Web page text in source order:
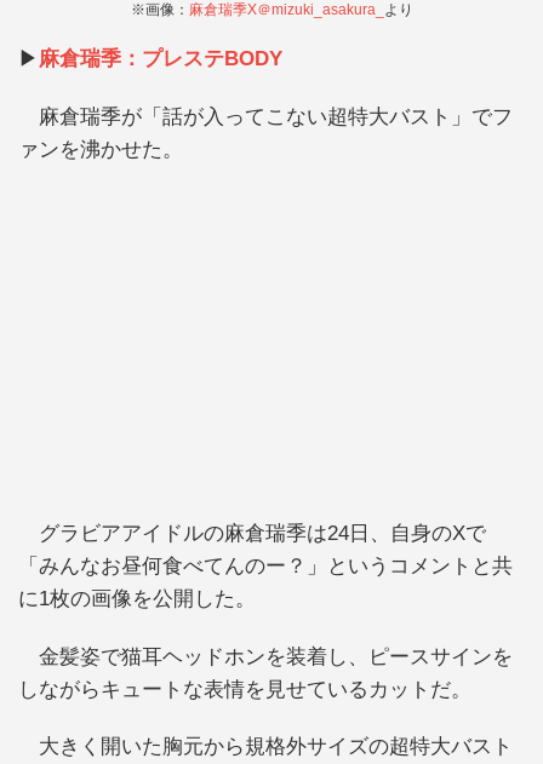
※画像： 麻倉瑞季X＠mizuki_asakura_ より
▶︎ 麻倉瑞季：プレステBODY
麻倉瑞季が「話が入ってこない超特大バスト」でフ
ァンを沸かせた。
グラビアアイドルの麻倉瑞季は24日、自身のXで
「みんなお昼何食べてんのー？」というコメントと共
に1枚の画像を公開した。
金髪姿で猫耳ヘッドホンを装着し、ピースサインを
しながらキュートな表情を見せているカットだ。
大きく開いた胸元から規格外サイズの超特大バスト